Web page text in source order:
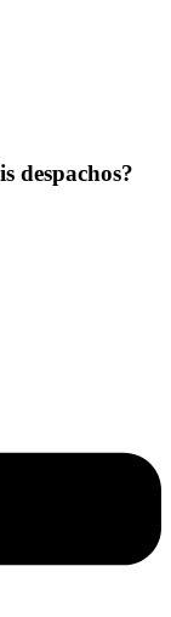
despachos?